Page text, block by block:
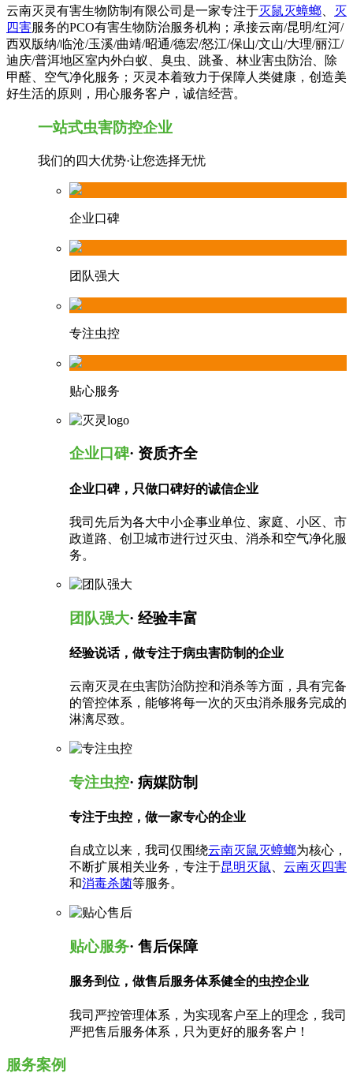
云南灭灵有害生物防制有限公司是一家专注于灭鼠灭蟑螂
灭
四害服务的PCO有害生物防治服务机构；承接云南/昆明/红河/
西双版纳/临沧/玉溪/曲靖/昭通/德宏/怒江/保山/文山/大理/丽江/
迪庆/普洱地区室内外白蚁、臭虫、跳蚤、林业害虫防治、除
甲醛、空气净化服务；灭灵本着致力于保障人类健康，创造美
好生活的原则，用心服务客户，诚信经营。
一站式虫害防控企业
我们的四大优势·让您选择无忧
企业口碑
团队强大
专注虫控
贴心服务
企业口碑· 资质齐全
企业口碑，只做口碑好的诚信企业
我司先后为各大中小企事业单位、家庭、小区、市
政道路、创卫城市进行过灭虫、消杀和空气净化服
务。
团队强大· 经验丰富
经验说话，做专注于病虫害防制的企业
云南灭灵在虫害防治防控和消杀等方面，具有完备
的管控体系，能够将每一次的灭虫消杀服务完成的
淋漓尽致。
专注虫控· 病媒防制
专注于虫控，做一家专心的企业
自成立以来，我司仅围绕云南灭鼠灭蟑螂为核心，
不断扩展相关业务，专注于昆明灭鼠
云南灭四害
和消毒杀菌等服务。
贴心服务· 售后保障
服务到位，做售后服务体系健全的虫控企业
我司严控管理体系，为实现客户至上的理念，我司
严把售后服务体系，只为更好的服务客户！
服务案例